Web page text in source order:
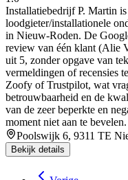
Installatiebedrijf P. Martin
loodgieter/installationele
in Nieuw‑Roden. De
review van één klant (Alie
uit 5, zonder opgave van
vermeldingen of recensies
Zoofy of Trustpilot, wat
betrouwbaarheid en de
van de zeer beperkte en
moment niet aan te bevelen.
Poolswijk 6, 9311 TE
Bekijk details